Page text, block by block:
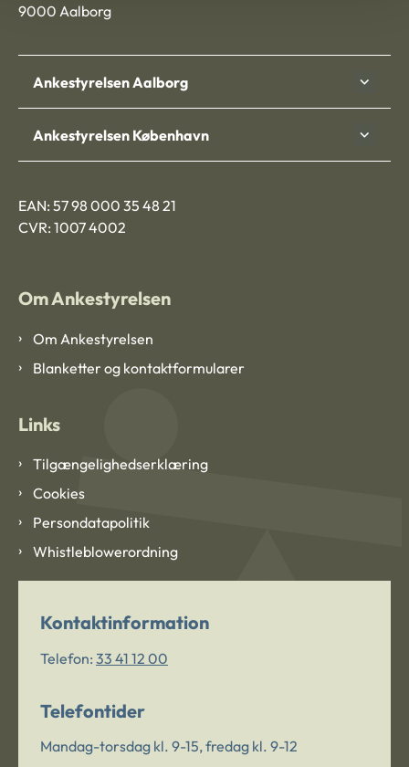
9000 Aalborg
Ankestyrelsen Aalborg
Ankestyrelsen København
EAN: 57 98 000 35 48 21
CVR: 1007 4002
Om Ankestyrelsen
Om Ankestyrelsen
Blanketter og kontaktformularer
Links
Tilgængelighedserklæring
Cookies
Persondatapolitik
Whistleblowerordning
Kontaktinformation
Telefon: 33 41 12 00
Telefontider
Mandag-torsdag kl. 9-15, fredag kl. 9-12